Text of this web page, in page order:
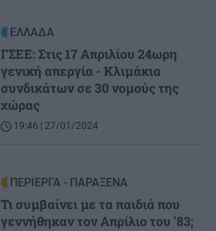
ΕΛΛΑΔΑ
ΓΣΕΕ: Στις 17 Απριλίου 24ωρη
γενική απεργία - Κλιμάκια
συνδικάτων σε 30 νομούς της
χώρας
19:46 | 27/01/2024
ΠΕΡΙΕΡΓΑ - ΠΑΡΑΞΕΝΑ
Τι συμβαίνει με τα παιδιά που
γεννήθηκαν τον Απρίλιο του '83;